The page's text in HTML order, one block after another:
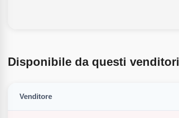
Disponibile da questi venditori
Venditore